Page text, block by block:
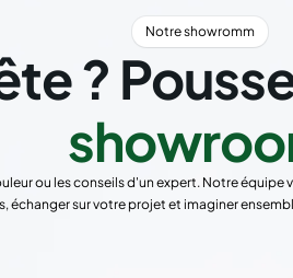
Notre showromm
?
ou les conseils d'un expert. Notre
échanger sur votre projet et imaginer